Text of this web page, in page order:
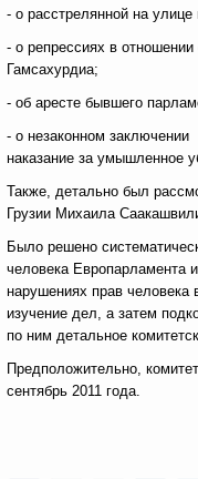
- о расстрелянной на
- о репрессиях в
Гамсахурдиа;
- об аресте бывшего
- о незаконном
наказание за умышленное
Также, детально был
Грузии Михаила
Было решено
человека
нарушениях прав человека
изучение дел, а затем
по ним детальное
Предположительно,
сентябрь 2011 года.